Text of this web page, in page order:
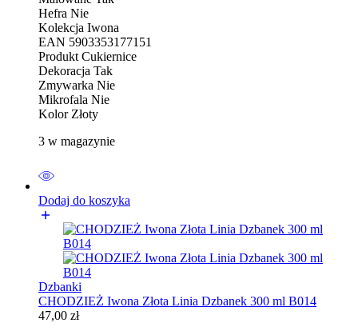
Hefra Nie
Kolekcja Iwona
EAN 5903353177151
Produkt Cukiernice
Dekoracja Tak
Zmywarka Nie
Mikrofala Nie
Kolor Złoty
3 w magazynie
Dodaj do koszyka
Dzbanki
CHODZIEŻ Iwona Złota Linia Dzbanek 300 ml B014
47,00 zł